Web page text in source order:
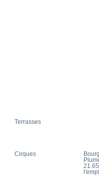
Terrasses
Cirques
Bourg